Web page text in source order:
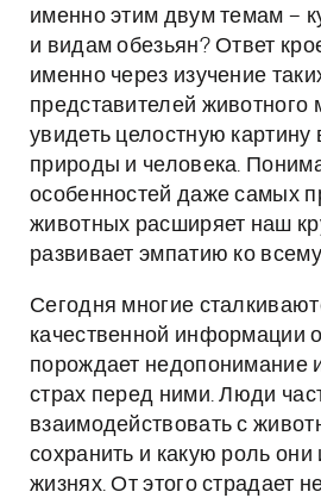
именно этим двум темам –
и видам обезьян? Ответ
именно через изучение
представителей
увидеть целостную картину
природы и человека.
особенностей даже самых
животных расширяет наш
развивает эмпатию ко
Сегодня многие
качественной информации
порождает недопонимание
страх перед ними. Люди
взаимодействовать с
сохранить и какую роль
жизнях. От этого страдает